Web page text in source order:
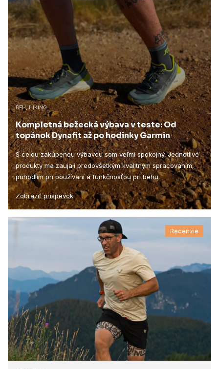
BEH, HIKING
Kompletná bežecká výbava v teste: Od
topánok Dynafit až po hodinky Garmin
S celou zakúpenou výbavou som veľmi spokojný. Jednotlivé
produkty ma zaujali predovšetkým kvalitným spracovaním,
pohodlím pri používaní a funkčnosťou pri behu.
Zobraziť príspevok
Recenzie